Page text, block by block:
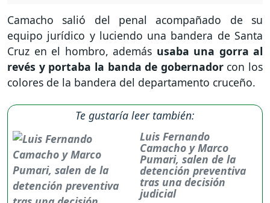
Camacho salió del penal acompañado de su
equipo jurídico y luciendo una bandera de Santa
Cruz en el hombro, además usaba una gorra al
revés y portaba la banda de gobernadorcon los
colores de la bandera del departamento cruceño.
Te gustaría leer también:
Luis Fernando
Camacho y Marco
Pumari, salen de la
detención preventiva
tras una decisión
judicial